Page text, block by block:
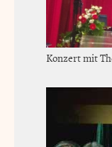
Konzert mit